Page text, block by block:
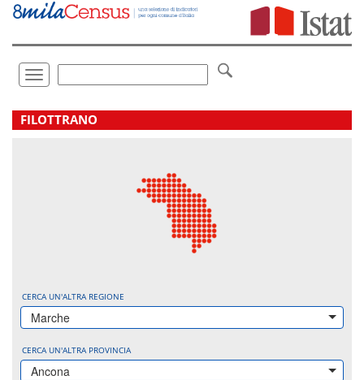
Vai
direttamente
Toggle
navigation
.
FILOTTRANO
CERCA UN'ALTRA REGIONE
Marche
CERCA UN'ALTRA PROVINCIA
Ancona